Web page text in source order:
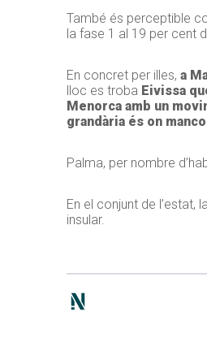
També és perceptible
la fase 1 al 19 per cent
En concret per illes, a
lloc es troba Eivissa
Menorca amb un
grandària és on
Palma, per nombre
En el conjunt de
insular.